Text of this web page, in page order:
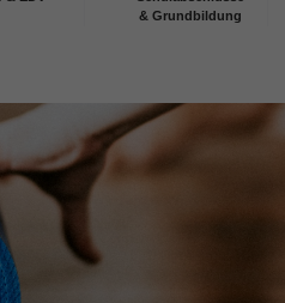
& Grundbildung